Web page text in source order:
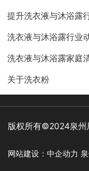
提升洗衣液与沐浴露
洗衣液与沐浴露行业
洗衣液与沐浴露家庭
关于洗衣粉
版权所有©2024泉州
网站建设：中企动力